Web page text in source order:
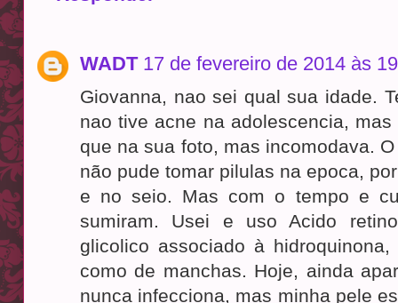
WADT 17 de fevereiro de 2014 às
Giovanna, nao sei qual sua idade.
nao tive acne na adolescencia,
que na sua foto, mas incomodava.
não pude tomar pilulas na epoca,
e no seio. Mas com o tempo e
sumiram. Usei e uso Acido
glicolico associado à
como de manchas. Hoje, ainda
nunca infecciona, mas minha pele